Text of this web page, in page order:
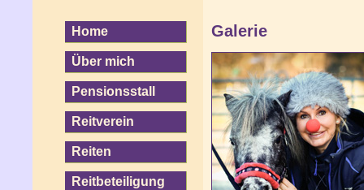
Home
Über mich
Pensionsstall
Reitverein
Reiten
Reitbeteiligung
Galerie